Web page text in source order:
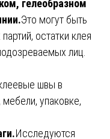
гелеобразном
Это могут быть
остатки клея
лиц.
швы в
упаковке,
Исследуются